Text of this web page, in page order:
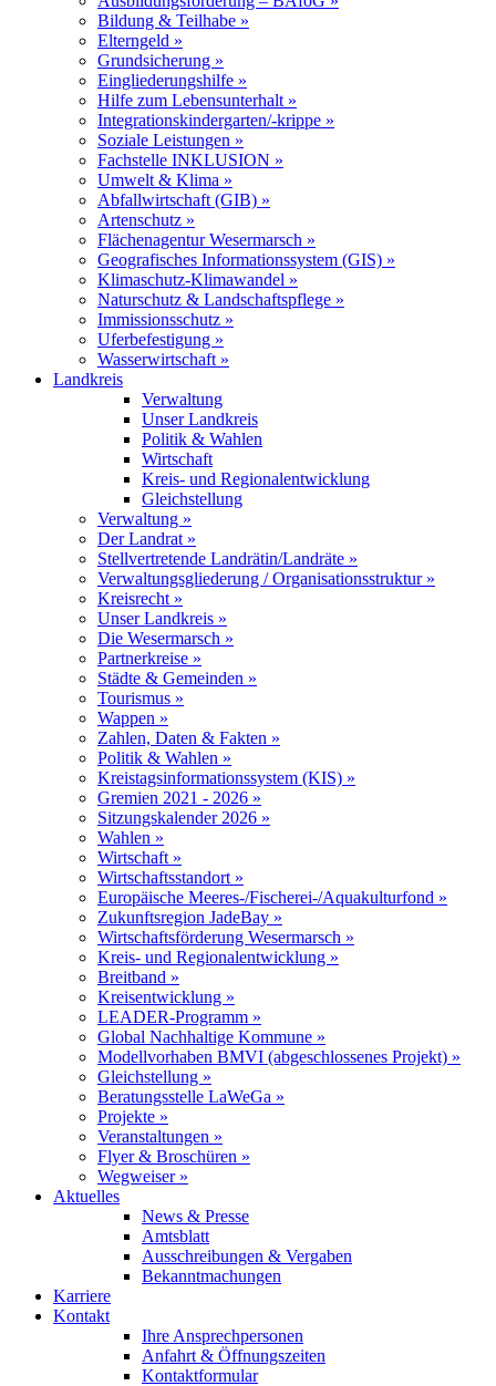
Bildung & Teilhabe »
Elterngeld »
Grundsicherung »
Eingliederungshilfe »
Hilfe zum Lebensunterhalt »
Integrationskindergarten/-krippe »
Soziale Leistungen »
Fachstelle INKLUSION »
Umwelt & Klima »
Abfallwirtschaft (GIB) »
Artenschutz »
Flächenagentur Wesermarsch »
Geografisches Informationssystem (GIS) »
Klimaschutz-Klimawandel »
Naturschutz & Landschaftspflege »
Immissionsschutz »
Uferbefestigung »
Wasserwirtschaft »
Landkreis
Verwaltung
Unser Landkreis
Politik & Wahlen
Wirtschaft
Kreis- und Regionalentwicklung
Gleichstellung
Verwaltung »
Der Landrat »
Stellvertretende Landrätin/Landräte »
Verwaltungsgliederung / Organisationsstruktur »
Kreisrecht »
Unser Landkreis »
Die Wesermarsch »
Partnerkreise »
Städte & Gemeinden »
Tourismus »
Wappen »
Zahlen, Daten & Fakten »
Politik & Wahlen »
Kreistagsinformationssystem (KIS) »
Gremien 2021 - 2026 »
Sitzungskalender 2026 »
Wahlen »
Wirtschaft »
Wirtschaftsstandort »
Europäische Meeres-/Fischerei-/Aquakulturfond »
Zukunftsregion JadeBay »
Wirtschaftsförderung Wesermarsch »
Kreis- und Regionalentwicklung »
Breitband »
Kreisentwicklung »
LEADER-Programm »
Global Nachhaltige Kommune »
Modellvorhaben BMVI (abgeschlossenes Projekt) »
Gleichstellung »
Beratungsstelle LaWeGa »
Projekte »
Veranstaltungen »
Flyer & Broschüren »
Wegweiser »
Aktuelles
News & Presse
Amtsblatt
Ausschreibungen & Vergaben
Bekanntmachungen
Karriere
Kontakt
Ihre Ansprechpersonen
Anfahrt & Öffnungszeiten
Kontaktformular